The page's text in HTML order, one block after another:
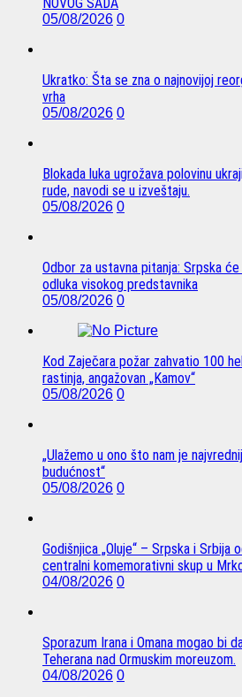
05/08/2026 0
Ukratko: Šta se zna o najnovijoj
vrha
05/08/2026 0
Blokada luka ugrožava polovinu
rude, navodi se u izveštaju.
05/08/2026 0
Odbor za ustavna pitanja: Srpska
odluka visokog predstavnika
05/08/2026 0
Kod Zaječara požar zahvatio 100
rastinja, angažovan „Kamov“
05/08/2026 0
„Ulažemo u ono što nam je
budućnost“
05/08/2026 0
Godišnjica „Oluje“ – Srpska i Srbija
centralni komemorativni skup u
04/08/2026 0
Sporazum Irana i Omana mogao bi
Teherana nad Ormuskim moreuzom.
04/08/2026 0